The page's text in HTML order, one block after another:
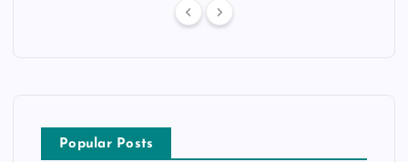
Popular Posts